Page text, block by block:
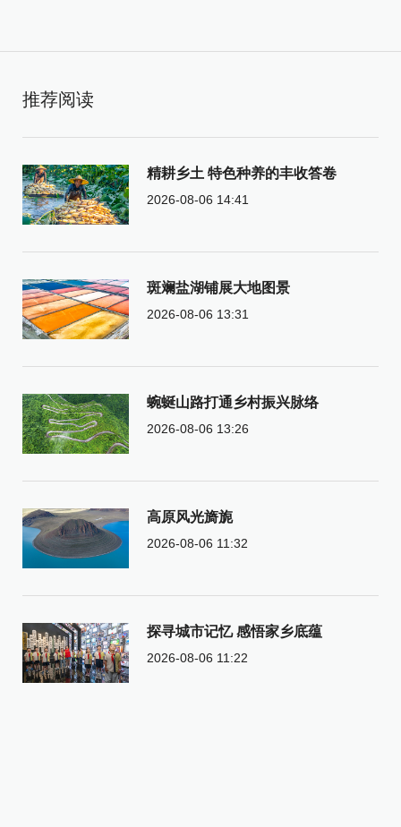
推荐阅读
精耕乡土 特色种养的丰收答卷
2026-08-06 14:41
斑斓盐湖铺展大地图景
2026-08-06 13:31
蜿蜒山路打通乡村振兴脉络
2026-08-06 13:26
高原风光旖旎
2026-08-06 11:32
探寻城市记忆 感悟家乡底蕴
2026-08-06 11:22